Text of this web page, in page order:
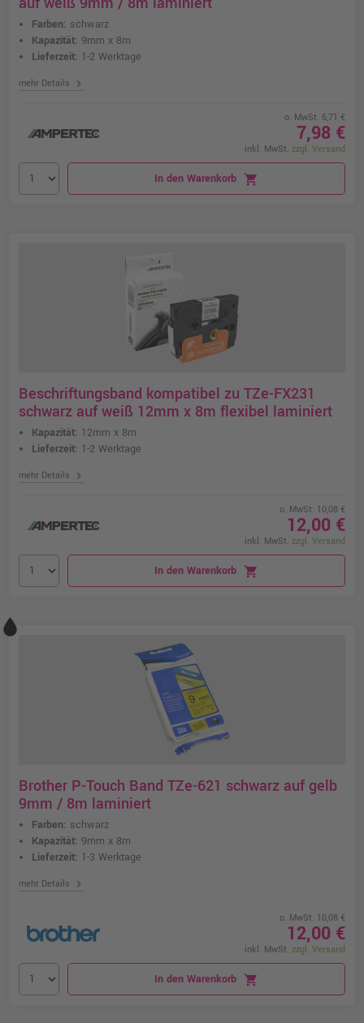
Farben: schwarz
Kapazität: 9mm x 8m
Lieferzeit: 1-2 Werktage
mehr Details chevron_right
o. MwSt. 6,71 €
7,98 €
inkl. MwSt. zzgl. Versand
In den Warenkorb shopping_cart
Beschriftungsband kompatibel zu TZe-FX231
schwarz auf weiß 12mm x 8m flexibel laminiert
Kapazität: 12mm x 8m
Lieferzeit: 1-2 Werktage
mehr Details chevron_right
o. MwSt. 10,08 €
12,00 €
inkl. MwSt. zzgl. Versand
In den Warenkorb shopping_cart
Brother P-Touch Band TZe-621 schwarz auf gelb
9mm / 8m laminiert
Farben: schwarz
Kapazität: 9mm x 8m
Lieferzeit: 1-3 Werktage
mehr Details chevron_right
o. MwSt. 10,08 €
12,00 €
inkl. MwSt. zzgl. Versand
In den Warenkorb shopping_cart